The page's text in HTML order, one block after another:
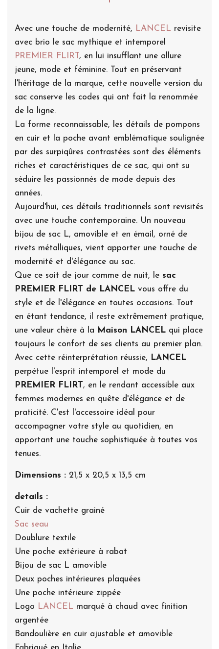
Avec une touche de modernité, LANCEL revisite
avec brio le sac mythique et intemporel
PREMIER FLIRT , en lui insufflant une allure
jeune, mode et féminine. Tout en préservant
l'héritage de la marque, cette nouvelle version du
sac conserve les codes qui ont fait la renommée
de la ligne.
La forme reconnaissable, les détails de pompons
en cuir et la poche avant emblématique soulignée
par des surpiqûres contrastées sont des éléments
riches et caractéristiques de ce sac, qui ont su
séduire les passionnés de mode depuis des
années.
Aujourd'hui, ces détails traditionnels sont revisités
avec une touche contemporaine. Un nouveau
bijou de sac L, amovible et en émail, orné de
rivets métalliques, vient apporter une touche de
modernité et d'élégance au sac.
Que ce soit de jour comme de nuit, le sac
PREMIER FLIRT de LANCEL vous offre du
style et de l'élégance en toutes occasions. Tout
en étant tendance, il reste extrêmement pratique,
une valeur chère à la
Maison LANCEL qui place
toujours le confort de ses clients au premier plan.
Avec cette réinterprétation réussie,
LANCEL
perpétue l'esprit intemporel et mode du
PREMIER FLIRT , en le rendant accessible aux
femmes modernes en quête d'élégance et de
praticité. C'est l'accessoire idéal pour
accompagner votre style au quotidien, en
apportant une touche sophistiquée à toutes vos
tenues.
Dimensions : 21,5 x 20,5 x 13,5 cm
details :
Cuir de vachette grainé
Sac seau
Doublure textile
Une poche extérieure à rabat
Bijou de sac L amovible
Deux poches intérieures plaquées
Une poche intérieure zippée
Logo LANCEL marqué à chaud avec finition
argentée
Bandoulière en cuir ajustable et amovible